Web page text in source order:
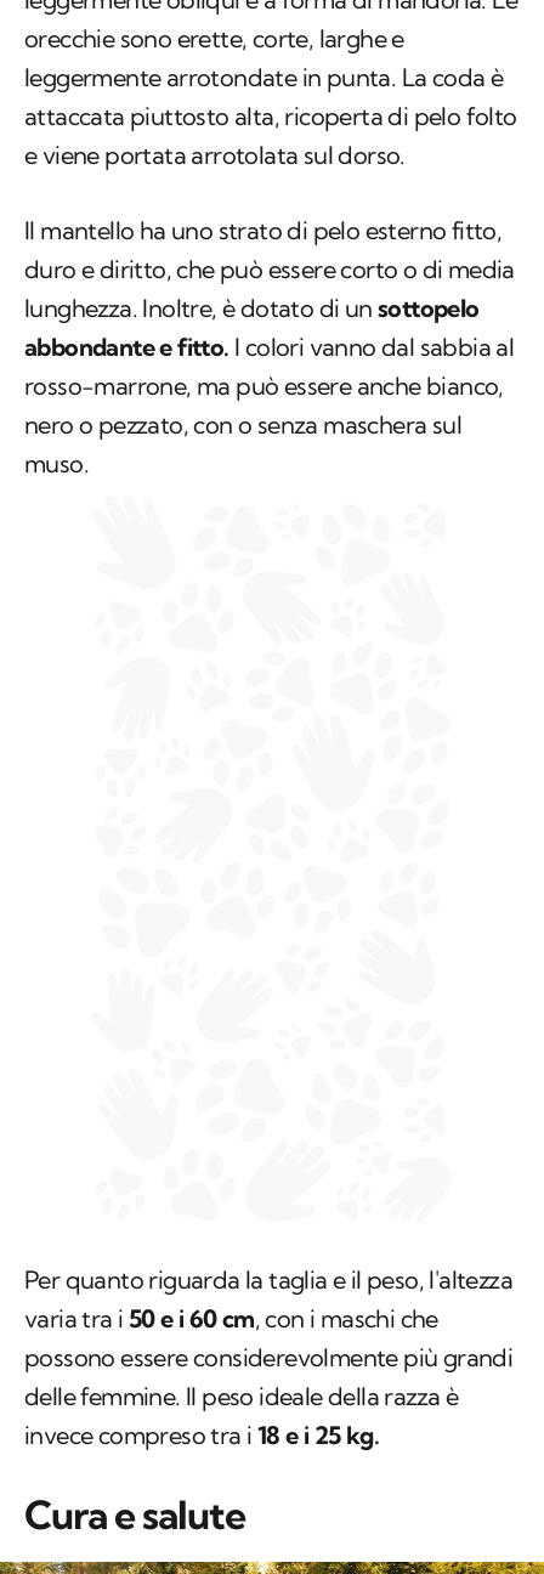
orecchie sono erette, corte, larghe e
leggermente arrotondate in punta. La coda è
attaccata piuttosto alta, ricoperta di pelo folto
e viene portata arrotolata sul dorso.
Il mantello ha uno strato di pelo esterno fitto,
duro e diritto, che può essere corto o di media
lunghezza. Inoltre, è dotato di un sottopelo
abbondante e fitto. I colori vanno dal sabbia al
rosso-marrone, ma può essere anche bianco,
nero o pezzato, con o senza maschera sul
muso.
Per quanto riguarda la taglia e il peso, l'altezza
varia tra i 50 e i 60 cm, con i maschi che
possono essere considerevolmente più grandi
delle femmine. Il peso ideale della razza è
invece compreso tra i 18 e i 25 kg.
Cura e salute